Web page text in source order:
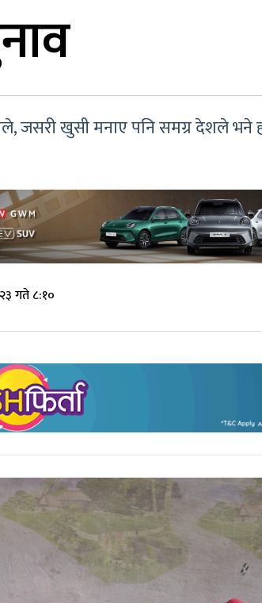
जसरी खुसी मनाए पनि समग्र देशले भने
गते ८:१०